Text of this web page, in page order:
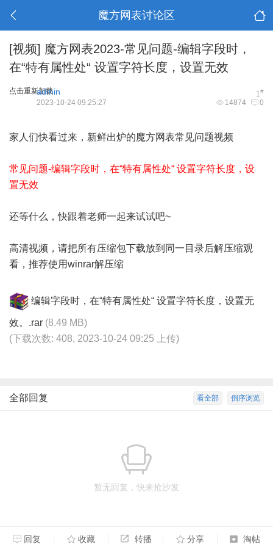
魔方网表讨论区
[视频] 魔方网表2023-常见问题-编辑字段时，
在“特有属性处“ 设置字符长度，设置无效
点击重新加载 1#
admin
14874 0
2023-10-24 09:25:27
家人们快看过来，新鲜出炉的魔方网表常见问题视频
常见问题-编辑字段时，在“特有属性处“ 设置字符长度，设
置无效
还等什么，快跟着老师一起来试试吧~
高清视频，请把所有压缩包下载放到同一目录后解压缩观
看，推荐使用winrar解压缩
编辑字段时，在“特有属性处“ 设置字符长度，设置无
效。.rar (8.49 MB)
(下载次数: 408, 2023-10-24 09:25 上传)
倒序浏览
看全部
全部回复
暂无回复，快来抢沙发
回复 收藏 转播 分享 淘帖